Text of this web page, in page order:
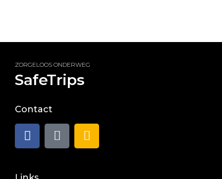
ZORGELOOS ONDERWEG
SafeTrips
Contact